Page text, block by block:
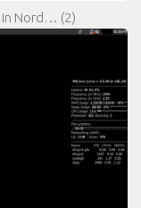
in Nord… (2)